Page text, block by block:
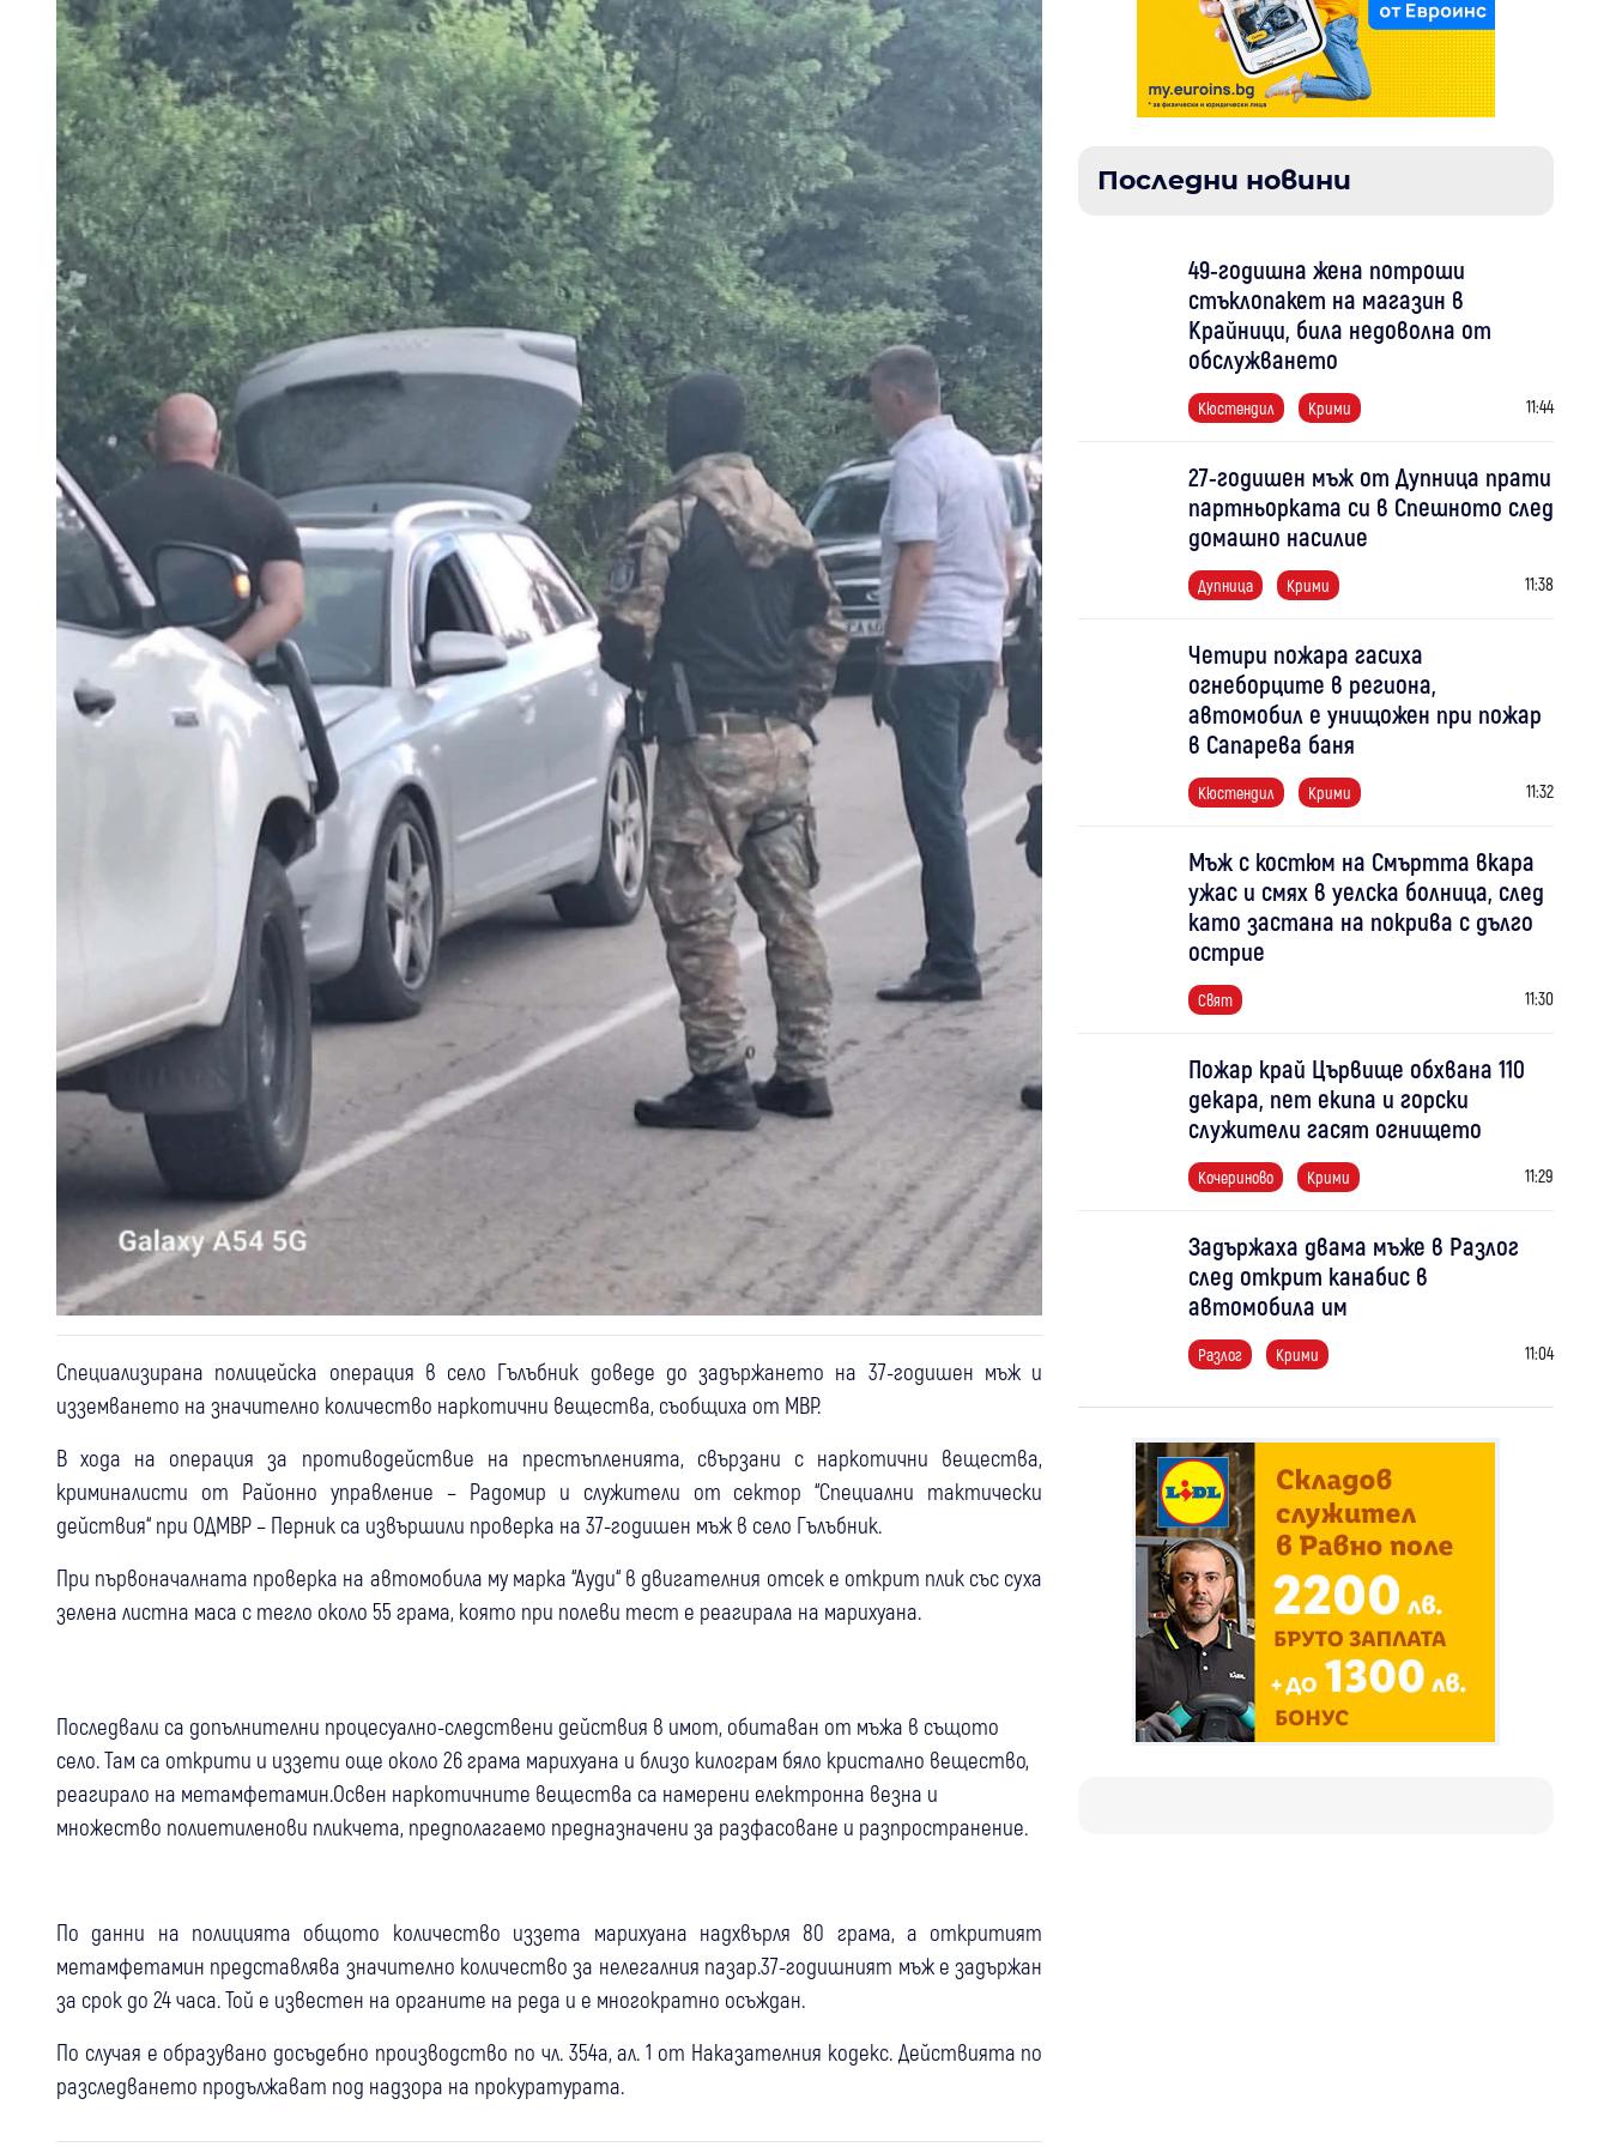
Специализирана полицейска операция в село Гълъбник доведе до задържането на 37-годишен мъж и
изземването на значително количество наркотични вещества, съобщиха от МВР.
В хода на операция за противодействие на престъпленията, свързани с наркотични вещества,
криминалисти от Районно управление – Радомир и служители от сектор “Специални тактически
действия“ при ОДМВР – Перник са извършили проверка на 37-годишен мъж в село Гълъбник.
При първоначалната проверка на автомобила му марка “Ауди“ в двигателния отсек е открит плик със суха
зелена листна маса с тегло около 55 грама, която при полеви тест е реагирала на марихуана.
Последвали са допълнителни процесуално-следствени действия в имот, обитаван от мъжа в същото
село. Там са открити и иззети още около 26 грама марихуана и близо килограм бяло кристално вещество,
реагирало на метамфетамин.Освен наркотичните вещества са намерени електронна везна и
множество полиетиленови пликчета, предполагаемо предназначени за разфасоване и разпространение.
По данни на полицията общото количество иззета марихуана надхвърля 80 грама, а откритият
метамфетамин представлява значително количество за нелегалния пазар.37-годишният мъж е задържан
за срок до 24 часа. Той е известен на органите на реда и е многократно осъждан.
По случая е образувано досъдебно производство по чл. 354а, ал. 1 от Наказателния кодекс. Действията по
разследването продължават под надзора на прокуратурата.
Последни новини
49-годишна жена потроши
стъклопакет на магазин в
Крайници, била недоволна от
обслужването
Кюстендил Крими 11:44
27-годишен мъж от Дупница прати
партньорката си в Спешното след
домашно насилие
Дупница Крими 11:38
Четири пожара гасиха
огнеборците в региона,
автомобил е унищожен при пожар
в Сапарева баня
Кюстендил Крими 11:32
Мъж с костюм на Смъртта вкара
ужас и смях в уелска болница, след
като застана на покрива с дълго
острие
Свят 11:30
Пожар край Цървище обхвана 110
декара, пет екипа и горски
служители гасят огнището
Кочериново Крими 11:29
Задържаха двама мъже в Разлог
след открит канабис в
автомобила им
Разлог Крими 11:04